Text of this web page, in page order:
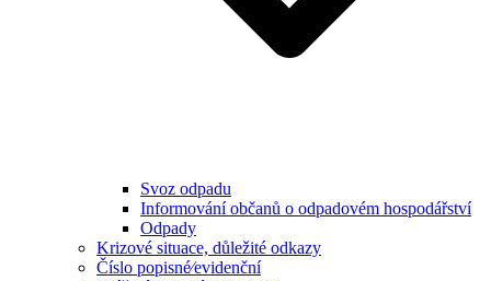
Svoz odpadu
Informování občanů o odpadovém hospodářství
Odpady
Krizové situace, důležité odkazy
Číslo popisné⁄evidenční